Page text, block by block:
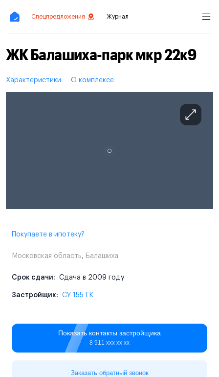
Спецпредложения Журнал
ЖК Балашиха-парк мкр 22к9
Характеристики О комплексе
Покупаете в ипотеку?
Московская область, Балашиха
Срок сдачи: Сдача в 2009 году
Застройщик: СУ-155 ГК
Показать контакты застройщика
8 911 ххх хх хх
Заказать обратный звонок